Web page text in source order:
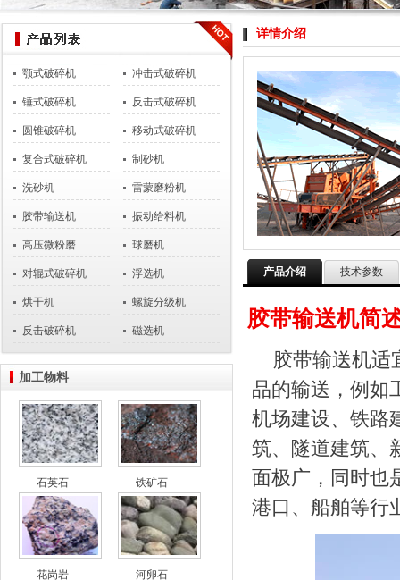
颚式破碎机 冲击式破碎机
锤式破碎机 反击式破碎机
圆锥破碎机 移动式破碎机
复合式破碎机 制砂机
洗砂机 雷蒙磨粉机
胶带输送机 振动给料机
高压微粉磨 球磨机
对辊式破碎机 浮选机
烘干机 螺旋分级机
反击破碎机 磁选机
加工物料
石英石 铁矿石
花岗岩 河卵石
详情介绍
产品介绍 技术参数
胶带输送机简
胶带输送机适
品的输送，例如
机场建设、铁路
筑、隧道建筑、
面极广，同时也
港口、船舶等行